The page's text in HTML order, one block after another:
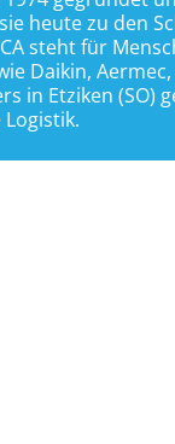
heute zu den
steht für
Daikin,
in Etziken (SO)
sowie
und/oder